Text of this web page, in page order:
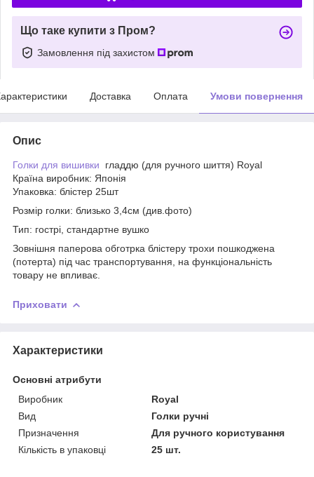
Що таке купити з Пром?
Замовлення під захистом
Доставка Оплата Умови повернення
Опис
Голки для вишивки гладдю (для ручного шиття) Royal
Країна виробник: Японія
Упаковка: блістер 25шт
Розмір голки: близько 3,4см (див.фото)
Тип: гострі, стандартне вушко
Зовнішня паперова обготрка блістеру трохи пошкоджена
(потерта) під час транспортування, на функціональність
товару не впливає.
Приховати
Характеристики
Основні атрибути
Виробник
Royal
Вид
Голки ручні
Призначення
Для ручного користування
Кількість в упаковці
25 шт.